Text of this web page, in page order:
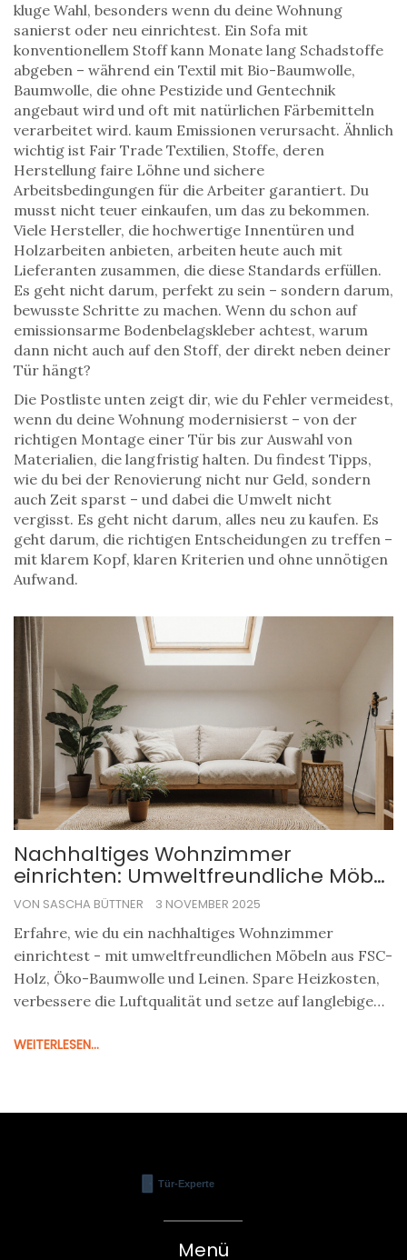
kluge Wahl, besonders wenn du deine Wohnung
sanierst oder neu einrichtest. Ein Sofa mit
konventionellem Stoff kann Monate lang Schadstoffe
abgeben – während ein Textil mit Bio-Baumwolle,
Baumwolle, die ohne Pestizide und Gentechnik
angebaut wird und oft mit natürlichen Färbemitteln
verarbeitet wird. kaum Emissionen verursacht. Ähnlich
wichtig ist Fair Trade Textilien, Stoffe, deren
Herstellung faire Löhne und sichere
Arbeitsbedingungen für die Arbeiter garantiert. Du
musst nicht teuer einkaufen, um das zu bekommen.
Viele Hersteller, die hochwertige Innentüren und
Holzarbeiten anbieten, arbeiten heute auch mit
Lieferanten zusammen, die diese Standards erfüllen.
Es geht nicht darum, perfekt zu sein – sondern darum,
bewusste Schritte zu machen. Wenn du schon auf
emissionsarme Bodenbelagskleber achtest, warum
dann nicht auch auf den Stoff, der direkt neben deiner
Tür hängt?
Die Postliste unten zeigt dir, wie du Fehler vermeidest,
wenn du deine Wohnung modernisierst – von der
richtigen Montage einer Tür bis zur Auswahl von
Materialien, die langfristig halten. Du findest Tipps,
wie du bei der Renovierung nicht nur Geld, sondern
auch Zeit sparst – und dabei die Umwelt nicht
vergisst. Es geht nicht darum, alles neu zu kaufen. Es
geht darum, die richtigen Entscheidungen zu treffen –
mit klarem Kopf, klaren Kriterien und ohne unnötigen
Aufwand.
Nachhaltiges Wohnzimmer
einrichten: Umweltfreundliche Möbel
und Textilien für mehr
VON SASCHA BÜTTNER 3 NOVEMBER 2025
Erfahre, wie du ein nachhaltiges Wohnzimmer
einrichtest - mit umweltfreundlichen Möbeln aus FSC-
Holz, Öko-Baumwolle und Leinen. Spare Heizkosten,
verbessere die Luftqualität und setze auf langlebige
WEITERLESEN...
Menü